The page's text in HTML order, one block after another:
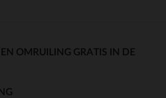
EN OMRUILING GRATIS IN DE